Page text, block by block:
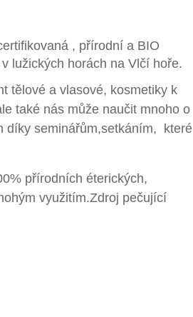
, přírodní a BIO
lužických horách na Vlčí hoře.
tělové a vlasové, kosmetiky k
také nás může naučit mnoho o
díky seminářům,setkáním, které
přírodních éterických,
využitím.Zdroj pečující